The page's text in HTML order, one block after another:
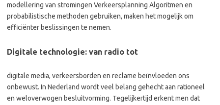
modellering van stromingen Verkeersplanning Algoritmen en
probabilistische methoden gebruiken, maken het mogelijk om
efficiënter beslissingen te nemen.
Digitale technologie: van radio tot
digitale media, verkeersborden en reclame beïnvloeden ons
onbewust. In Nederland wordt veel belang gehecht aan rationeel
en weloverwogen besluitvorming. Tegelijkertijd erkent men dat